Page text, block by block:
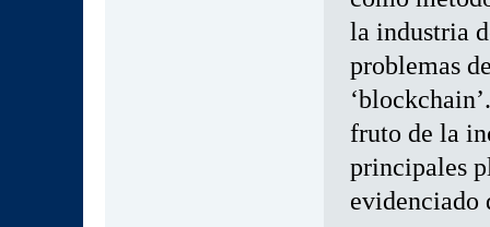
la industria
problemas
fruto de la
principales
evidenciado